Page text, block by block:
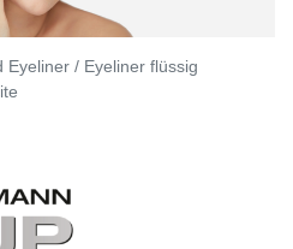
Eyeliner / Eyeliner flüssig